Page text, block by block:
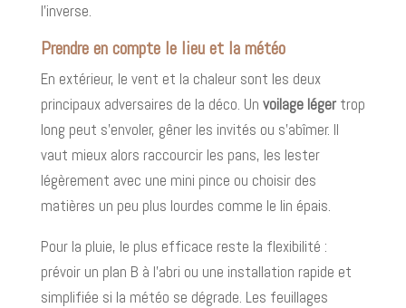
l’inverse.
Prendre en compte le lieu et la météo
En extérieur, le vent et la chaleur sont les deux
principaux adversaires de la déco. Un voilage légertrop
long peut s’envoler, gêner les invités ou s’abîmer. Il
vaut mieux alors raccourcir les pans, les lester
légèrement avec une mini pince ou choisir des
matières un peu plus lourdes comme le lin épais.
Pour la pluie, le plus efficace reste la flexibilité :
prévoir un plan B à l’abri ou une installation rapide et
simplifiée si la météo se dégrade. Les feuillages